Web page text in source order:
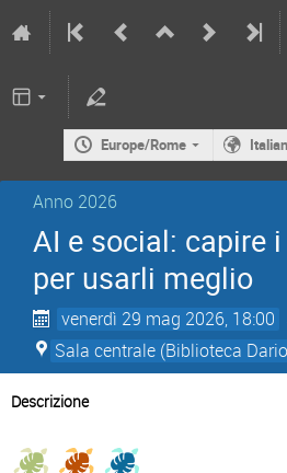
Europe/Rome
Anno 2026
AI e social: capire
per usarli meglio
venerdì 29 mag 2026, 18:00
Sala centrale (Biblioteca
Descrizione